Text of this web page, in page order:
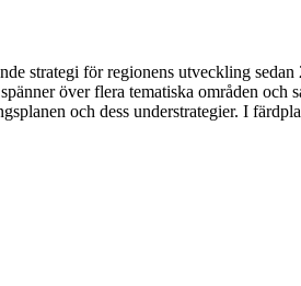
strategi för regionens utveckling
över flera tematiska områden
och dess understrategier. I